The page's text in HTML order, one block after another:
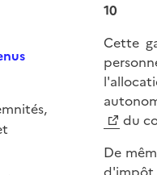
10
Cette
du
De